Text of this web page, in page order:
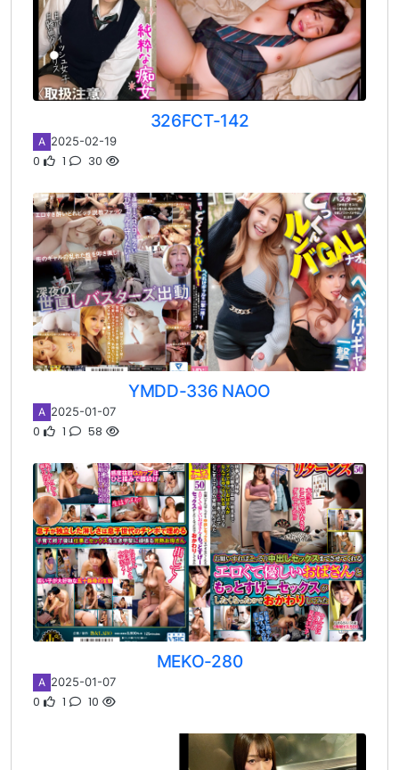
326FCT-142
A 2025-02-19
0 1 30
YMDD-336 NAOO
A 2025-01-07
0 1 58
MEKO-280
A 2025-01-07
0 1 10